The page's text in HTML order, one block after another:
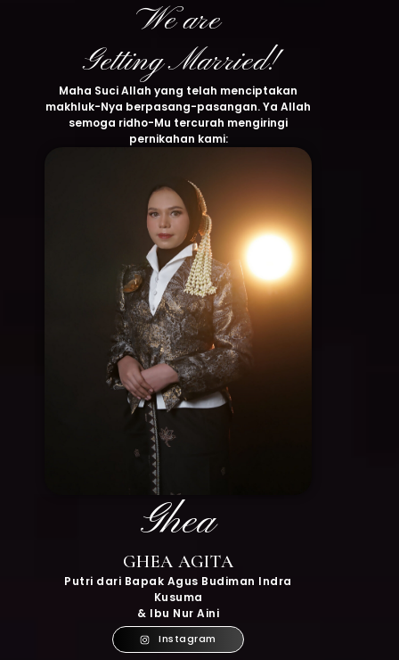
We are
Getting Married!
Maha Suci Allah yang telah menciptakan
makhluk-Nya berpasang-pasangan. Ya Allah
semoga ridho-Mu tercurah mengiringi
pernikahan kami:
Ghea
GHEA AGITA
Putri dari Bapak Agus Budiman Indra
Kusuma
& Ibu Nur Aini
Instagram